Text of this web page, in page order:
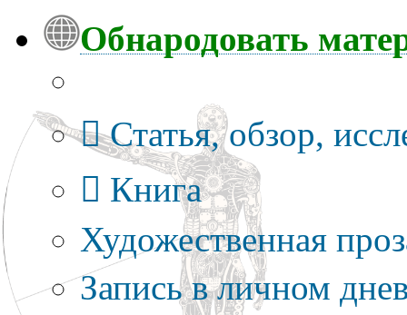
Обнародовать
Статья, обзор,
Книга
Художественная
Запись в личном